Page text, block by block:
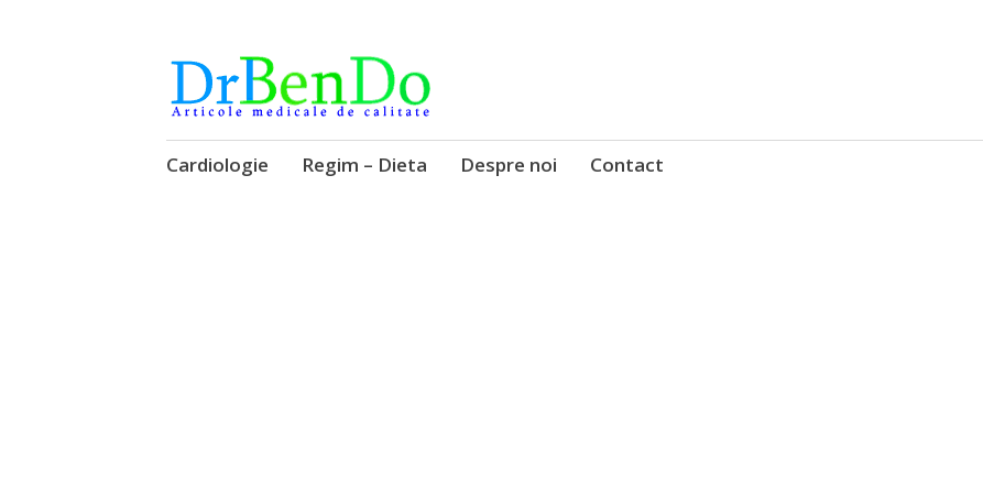
DrBendo.ro
Alimentatia sa iti fie medicatia
Sari
Cardiologie Regim – Dieta Despre noi Contact